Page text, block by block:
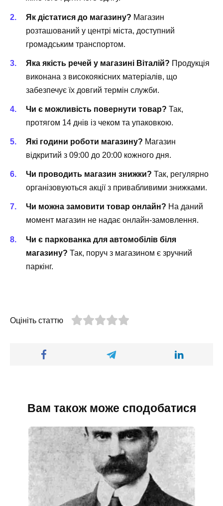
Як дістатися до магазину? Магазин
розташований у центрі міста, доступний
громадським транспортом.
Яка якість речей у магазині Віталій? Продукція
виконана з високоякісних матеріалів, що
забезпечує їх довгий термін служби.
Чи є можливість повернути товар? Так,
протягом 14 днів із чеком та упаковкою.
Які години роботи магазину? Магазин
відкритий з 09:00 до 20:00 кожного дня.
Чи проводить магазин знижки? Так, регулярно
організовуються акції з привабливими знижками.
Чи можна замовити товар онлайн? На даний
момент магазин не надає онлайн-замовлення.
Чи є паркованка для автомобілів біля
магазину? Так, поруч з магазином є зручний
паркінг.
Оцініть статтю
Вам також може сподобатися